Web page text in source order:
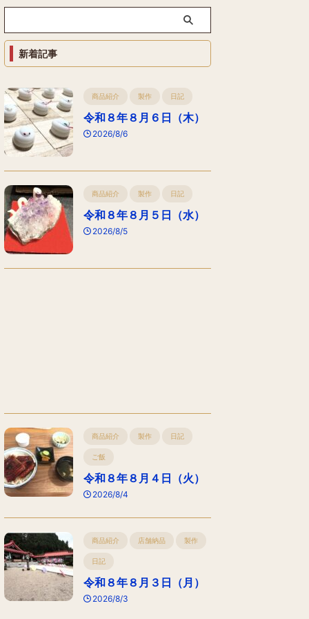
新着記事
商品紹介 製作 日記
令和８年８月６日（木）
2026/8/6
商品紹介 製作 日記
令和８年８月５日（水）
2026/8/5
商品紹介 製作 日記
ご飯
令和８年８月４日（火）
2026/8/4
商品紹介 店舗納品 製作
日記
令和８年８月３日（月）
2026/8/3